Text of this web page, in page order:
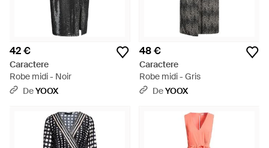
42 €
Caractere
Robe midi - Noir
DeYOOX
48 €
Caractere
Robe midi - Gris
DeYOOX